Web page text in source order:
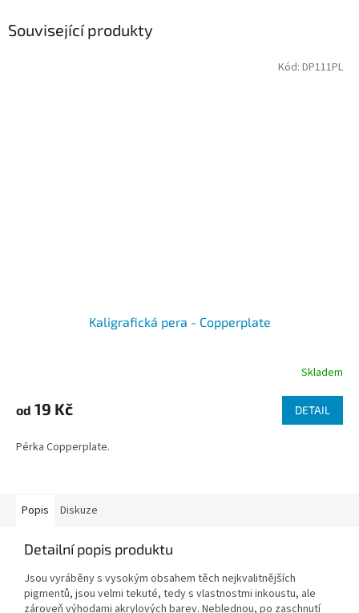
Související produkty
Kaligrafická pera - Copperplate
Skladem
od 19 Kč DETAIL
Pérka Copperplate.
Kód: DP111PL
Popis Diskuze
Detailní popis produktu
Jsou vyráběny s vysokým obsahem těch nejkvalitnějších
pigmentů, jsou velmi tekuté, tedy s vlastnostmi inkoustu, ale
zároveň výhodami akrylových barev. Neblednou, po zaschnutí